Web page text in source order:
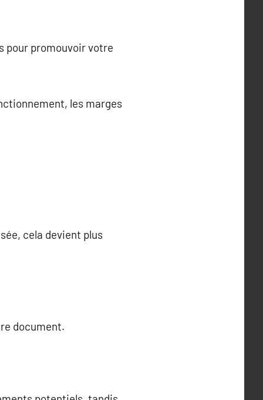
pour promouvoir votre
les marges
cela devient plus
document.